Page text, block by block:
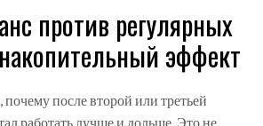
против регулярных
эффект
после второй или третьей
работать лучше и дольше. Это не